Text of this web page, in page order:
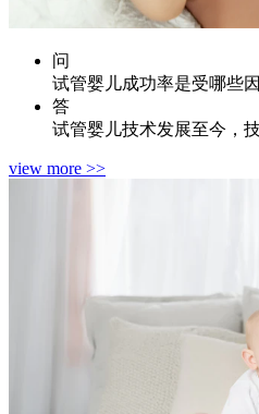
问
试管婴儿成功率是受哪些
答
试管婴儿技术发展至今，
view more >>